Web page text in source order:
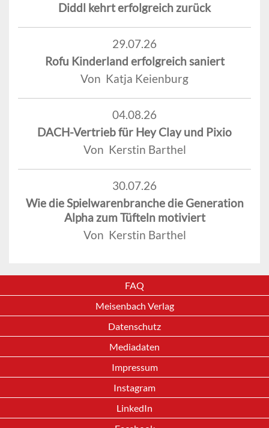
Diddl kehrt erfolgreich zurück
29.07.26
Rofu Kinderland erfolgreich saniert
Von Katja Keienburg
04.08.26
DACH-Vertrieb für Hey Clay und Pixio
Von Kerstin Barthel
30.07.26
Wie die Spielwarenbranche die Generation
Alpha zum Tüfteln motiviert
Von Kerstin Barthel
FAQ
Meisenbach Verlag
Datenschutz
Mediadaten
Impressum
Instagram
LinkedIn